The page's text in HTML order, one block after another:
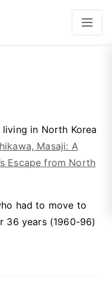
in North Korea
Masaji: A
Escape from North
had to move to
36 years (1960-96)